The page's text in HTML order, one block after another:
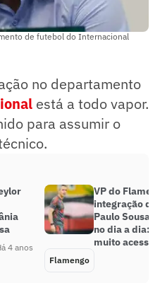
de futebol do Internacional
no departamento
está a todo vapor.
para assumir o
4 anos
VP do
integração do
Paulo Sousa
no dia a dia:
muito
Flamengo